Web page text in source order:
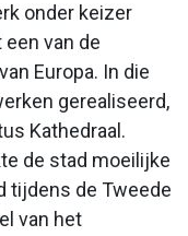
onder keizer
een van de
Europa. In die
gerealiseerd,
Kathedraal.
de stad moeilijke
tijdens de Tweede
van het